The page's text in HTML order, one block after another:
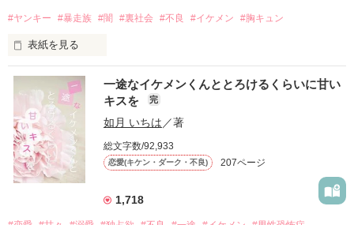
他の女の子には冷たいのに
私にだけ昔と変わらない笑顔を向けてくる。
「澪ちゃん。」
それは止まっていた恋が再び動き始める合図──。
✨.ﾟ･*..☆.｡.:*✨.☆.｡.:. *:ﾟ✨.ﾟ･*..☆.｡.:*✨
#ヤンキー #暴走族 #闇 #裏社会 #不良 #イケメン #胸キュン
表紙を見る
表紙画像はAIです
作品を読む
一途なイケメンくんととろけるくらいに甘い
キスを
完
如月 いちは ／著
総文字数/92,933
恋愛(キケン・ダーク・不良) 207ページ
1,718